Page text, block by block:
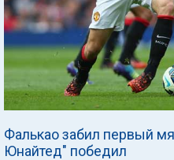
Фалькао забил первый
Юнайтед" победил